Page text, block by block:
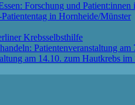
Forschung und Patient:innen
in Hornheide/Münster
Krebsselbsthilfe
Patientenveranstaltung
am 14.10. zum Hautkrebs